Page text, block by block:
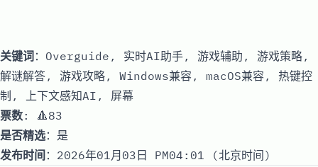
关键词：Overguide, 实时AI助手, 游戏辅助, 游戏策略,
解谜解答, 游戏攻略, Windows兼容, macOS兼容, 热键控
制, 上下文感知AI, 屏幕
票数: 🔺83
是否精选：是
发布时间 ：2026年01月03日 PM04:01 (北京时间)